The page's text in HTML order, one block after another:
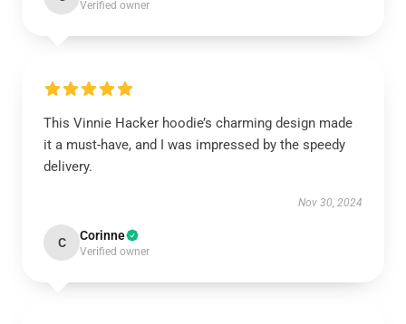
Verified owner
This Vinnie Hacker hoodie’s charming design made
it a must-have, and I was impressed by the speedy
delivery.
Nov 30, 2024
C Corinne
Verified owner